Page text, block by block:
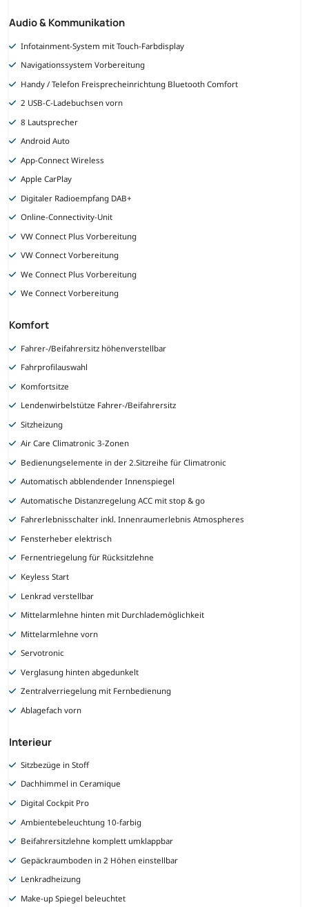
Audio & Kommunikation
Infotainment-System mit Touch-Farbdisplay
Navigationssystem Vorbereitung
Handy / Telefon Freisprecheinrichtung Bluetooth Comfort
2 USB-C-Ladebuchsen vorn
8 Lautsprecher
Android Auto
App-Connect Wireless
Apple CarPlay
Digitaler Radioempfang DAB+
Online-Connectivity-Unit
VW Connect Plus Vorbereitung
VW Connect Vorbereitung
We Connect Plus Vorbereitung
We Connect Vorbereitung
Komfort
Fahrer-/Beifahrersitz höhenverstellbar
Fahrprofilauswahl
Komfortsitze
Lendenwirbelstütze Fahrer-/Beifahrersitz
Sitzheizung
Air Care Climatronic 3-Zonen
Bedienungselemente in der 2.Sitzreihe für Climatronic
Automatisch abblendender Innenspiegel
Automatische Distanzregelung ACC mit stop & go
Fahrerlebnisschalter inkl. Innenraumerlebnis Atmospheres
Fensterheber elektrisch
Fernentriegelung für Rücksitzlehne
Keyless Start
Lenkrad verstellbar
Mittelarmlehne hinten mit Durchlademöglichkeit
Mittelarmlehne vorn
Servotronic
Verglasung hinten abgedunkelt
Zentralverriegelung mit Fernbedienung
Ablagefach vorn
Interieur
Sitzbezüge in Stoff
Dachhimmel in Ceramique
Digital Cockpit Pro
Ambientebeleuchtung 10-farbig
Beifahrersitzlehne komplett umklappbar
Gepäckraumboden in 2 Höhen einstellbar
Lenkradheizung
Make-up Spiegel beleuchtet